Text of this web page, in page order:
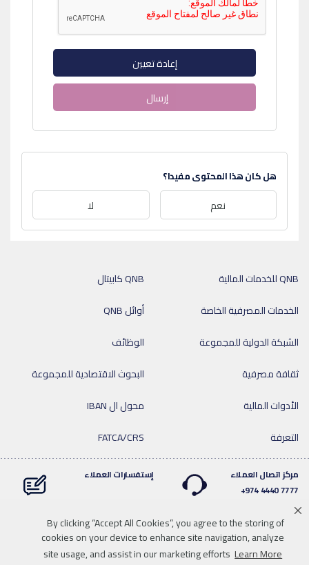
By clicking “Accept All Cookies”, you agree to the storing of
cookies on your device to enhance site navigation, analyze
site usage, and assist in our marketing efforts Learn More
إعادة تعيين
إرسال
هل كان هذا المحتوى مفيدا؟
نعم لا
QNB كابيتال
QNB للخدمات المالية
أوائل QNB
الخدمات المصرفية الخاصة
الوظائف
الشبكة الدولية للمجموعة
البحوث الاقتصادية للمجموعة
ثقافة مصرفية
محول ال IBAN
الأدوات المالية
FATCA/CRS
التعرفة
مركز اتصال العملاء
7777 4440 974+
إستفسارات العملاء
LinkedinInstagramfacebookWhatsapp
twitteryoutube